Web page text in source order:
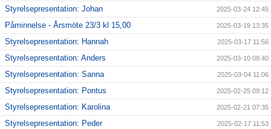
Styrelsepresentation: Johan 2025-03-24 12:45
Påminnelse - Årsmöte 23/3 kl 15,00 2025-03-19 13:35
Styrelsepresentation: Hannah 2025-03-17 11:56
Styrelsepresentation: Anders 2025-03-10 08:40
Styrelsepresentation: Sanna 2025-03-04 11:06
Styrelsepresentation: Pontus 2025-02-25 09:12
Styrelsepresentation: Karolina 2025-02-21 07:35
Styrelsepresentation: Peder 2025-02-17 11:53